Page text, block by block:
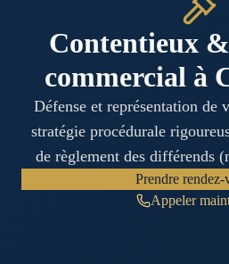
Contentieux
commercial à
Défense et représentation de
stratégie procédurale
de règlement des différends
Prendre rendez-
Appeler